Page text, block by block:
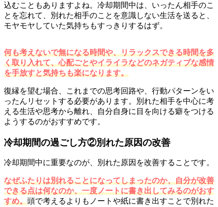
込むこともありますよね。冷却期間中は、いったん相手のこ
とを忘れて、別れた相手のことを意識しない生活を送ると、
モヤモヤしていた気持ちもすっきりするはず。
何も考えないで無になる時間や、リラックスできる時間を多
く取り入れて、心配ごとやイライラなどのネガティブな感情
を手放すと気持ちも楽になります。
復縁を望む場合、これまでの思考回路や、行動パターンをい
ったんリセットする必要があります。別れた相手を中心に考
える生活や思考から離れ、自分自身に目を向ける癖をつける
ようするのがおすすめです。
冷却期間の過ごし方②別れた原因の改善
冷却期間中に重要なのが、別れた原因を改善することです。
なぜふたりは別れることになってしまったのか、自分が改善
できる点は何なのか、一度ノートに書き出してみるのがおす
すめ。頭で考えるよりもノートや紙に書き出すことで別れた